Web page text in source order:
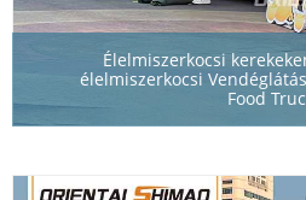
Élelmiszerkocsi
élelmiszerkocsi
Food